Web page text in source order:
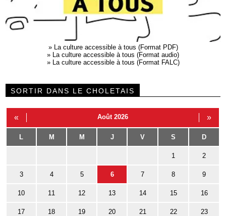
»
La culture accessible à tous (Format PDF)
»
La culture accessible à tous (Format audio)
»
La culture accessible à tous (Format FALC)
SORTIR DANS LE CHOLETAIS
« Août 2026 »
L M M J V S D
1 2
3 4 5 6 7 8 9
10 11 12 13 14 15 16
17 18 19 20 21 22 23